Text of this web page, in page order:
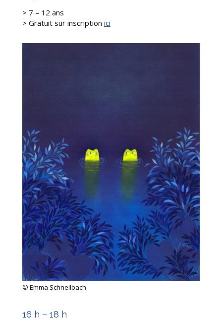
> 7 – 12 ans
> Gratuit sur inscription ici
© Emma Schnellbach
16 h – 18 h